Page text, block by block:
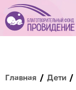
Главная Дети